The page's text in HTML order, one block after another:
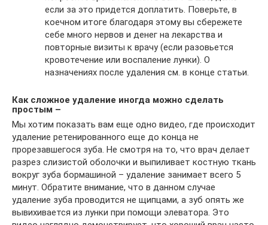
если за это придется доплатить. Поверьте, в
коечном итоге благодаря этому вы сбережете
себе много нервов и денег на лекарства и
повторные визиты к врачу (если разовьется
кровотечение или воспаление лунки). О
назначениях после удаления см. в конце статьи.
Как сложное удаление иногда можно сделать
простым –
Мы хотим показать вам еще одно видео, где происходит
удаление ретенированного еще до конца не
прорезавшегося зуба. Не смотря на то, что врач делает
разрез слизистой оболочки и выпиливает костную ткань
вокруг зуба бормашиной – удаление занимает всего 5
минут. Обратите внимание, что в данном случае
удаление зуба проводится не щипцами, а зуб опять же
вывихивается из лунки при помощи элеватора. Это